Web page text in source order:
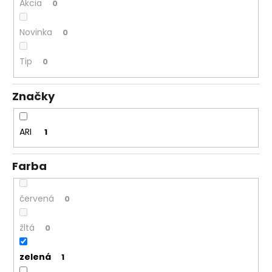
Akcia 0
Novinka 0
Tip 0
Značky
ARI 1
Farba
červená 0
žltá 0
zelená 1
á
s
?
O
d
p
o